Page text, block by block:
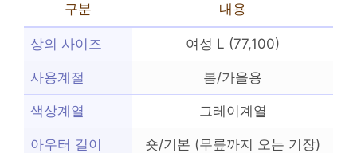
구분 내용
상의 사이즈 여성 L (77,100)
사용계절 봄/가을용
색상계열 그레이계열
아우터 길이 숏/기본 (무릎까지 오는 기장)